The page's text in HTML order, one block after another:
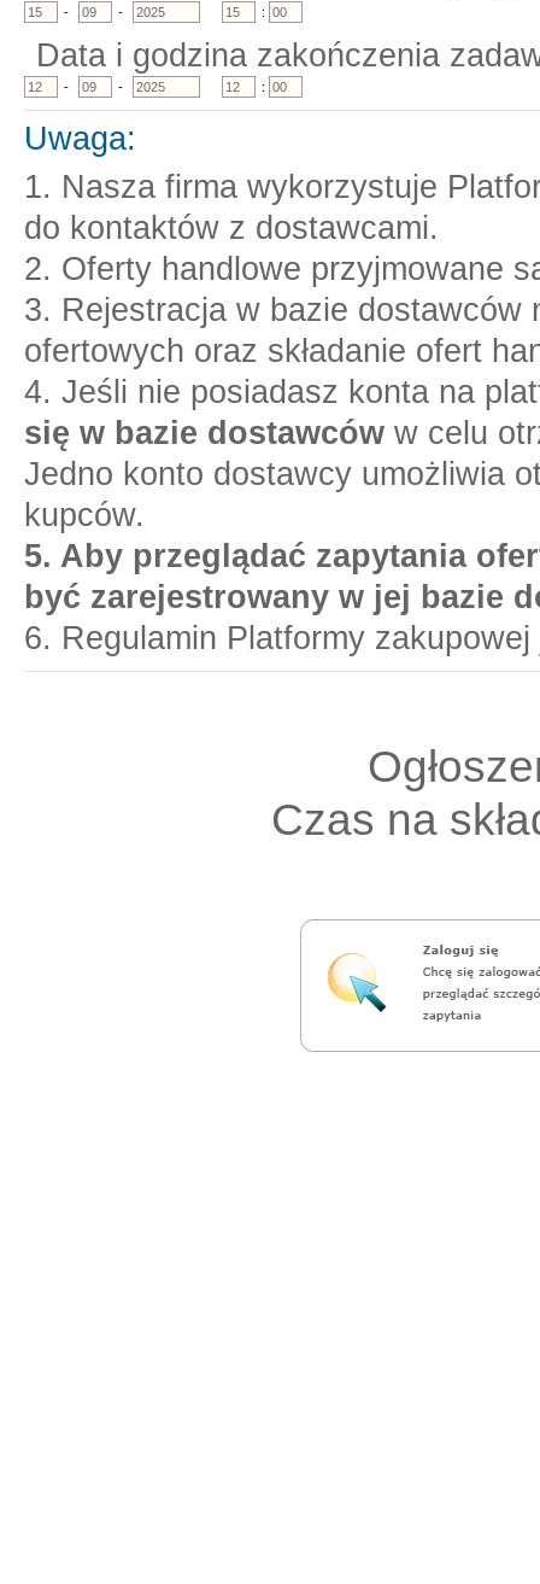
- - :
Data i godzina zakończenia
- - :
Uwaga:
1. Nasza firma wykorzystuje
do kontaktów z dostawcami.
2. Oferty handlowe przyjmowane
3. Rejestracja w bazie dostawców
ofertowych oraz składanie ofert
4. Jeśli nie posiadasz konta na
się w bazie dostawców w celu
Jedno konto dostawcy umożliwia
kupców.
5. Aby przeglądać zapytania
być zarejestrowany w jej bazie
6. Regulamin Platformy
Czas na